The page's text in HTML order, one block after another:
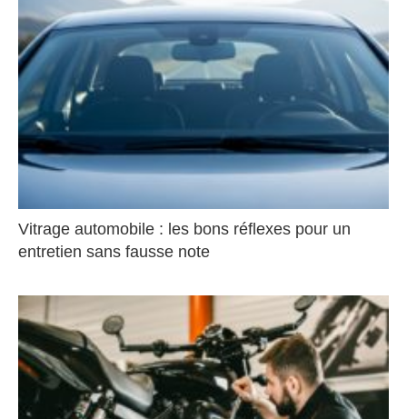
Vitrage automobile : les bons réflexes pour un
entretien sans fausse note